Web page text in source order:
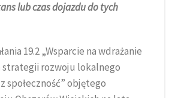
lub czas dojazdu do tych
19.2 „Wsparcie na wdrażanie
strategii rozwoju lokalnego
społeczność” objętego